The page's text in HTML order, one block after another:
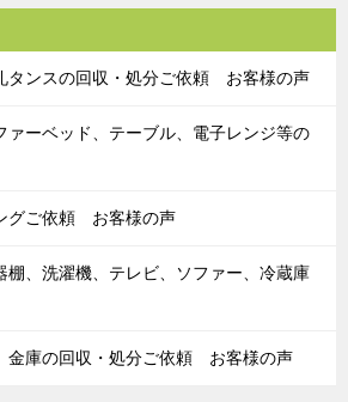
タンスの回収・処分ご依頼 お客様の声
ァーベッド、テーブル、電子レンジ等の
グご依頼 お客様の声
棚、洗濯機、テレビ、ソファー、冷蔵庫
金庫の回収・処分ご依頼 お客様の声